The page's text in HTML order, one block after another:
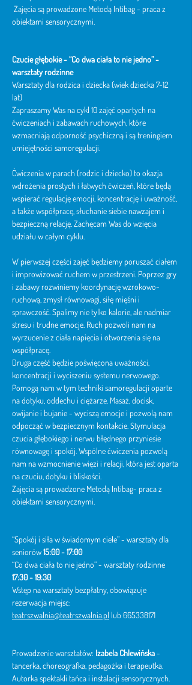
Zajęcia są prowadzone Metodą Intibag - praca z
obiektami sensorycznymi.
Czucie głębokie -“Co dwa ciała to nie jedno” -
warsztaty rodzinne
Warsztaty dla rodzica i dziecka (wiek dziecka 7-12
lat)
Zapraszamy Was na cykl 10 zajęć opartych na
ćwiczeniach i zabawach ruchowych, które
wzmacniają odporność psychiczną i są treningiem
umiejętności samoregulacji.
Ćwiczenia w parach (rodzic i dziecko) to okazja
wdrożenia prostych i łatwych ćwiczeń, które będą
wspierać regulację emocji, koncentrację i uważność,
a także współpracę, słuchanie siebie nawzajem i
bezpieczną relację. Zachęcam Was do wzięcia
udziału w całym cyklu.
W pierwszej części zajęć będziemy poruszać ciałem
i improwizować ruchem w przestrzeni. Poprzez gry
i zabawy rozwiniemy koordynację wzrokowo-
ruchową, zmysł równowagi, siłę mięśni i
sprawczość. Spalimy nie tylko kalorie, ale nadmiar
stresu i trudne emocje. Ruch pozwoli nam na
wyrzucenie z ciała napięcia i otworzenia się na
współpracę.
Druga część będzie poświęcona uważności,
koncentracji i wyciszeniu systemu nerwowego.
Pomogą nam w tym techniki samoregulacji oparte
na dotyku, oddechu i ciężarze. Masaż, docisk,
owijanie i bujanie - wyciszą emocje i pozwolą nam
odpocząć w bezpiecznym kontakcie. Stymulacja
czucia głębokiego i nerwu błędnego przyniesie
równowagę i spokój. Wspólne ćwiczenia pozwolą
nam na wzmocnienie więzi i relacji, która jest oparta
na czuciu, dotyku i bliskości.
Zajęcia są prowadzone Metodą Intibag- praca z
obiektami sensorycznymi.
“Spokój i siła w świadomym ciele” - warsztaty dla
seniorów 15:00 - 17:00
“Co dwa ciała to nie jedno” - warsztaty rodzinne
17:30 - 19:30
Wstęp na warsztaty bezpłatny, obowiązuje
rezerwacja miejsc:
teatrszwalnia@teatrszwalnia.pl lub 665338171
Prowadzenie warsztatów: Izabela Chlewińska -
tancerka, choreografka, pedagożka i terapeutka.
Autorka spektakli tańca i instalacji sensorycznych.